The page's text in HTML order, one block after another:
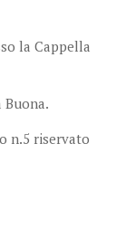
la Cappella
Buona.
n.5 riservato